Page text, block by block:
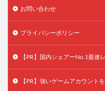
お問い合わせ
プライバシーポリシー
【PR】国内シェアーNo.1最速
【PR】強いゲームアカウント